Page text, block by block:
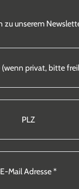
zu unserem